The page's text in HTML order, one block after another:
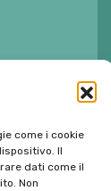
come i cookie
Il
dati come il
Non